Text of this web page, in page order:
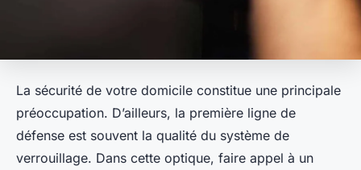
La sécurité de votre domicile constitue une principale
préoccupation. D’ailleurs, la première ligne de
défense est souvent la qualité du système de
verrouillage. Dans cette optique, faire appel à un